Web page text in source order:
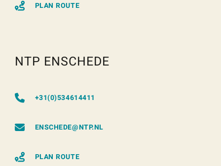
PLAN ROUTE
NTP ENSCHEDE
+31(0)534614411
ENSCHEDE@NTP.NL
PLAN ROUTE